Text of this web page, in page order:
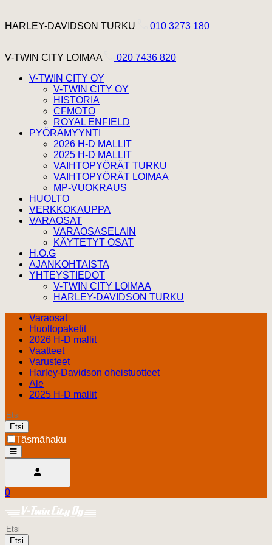
HARLEY-DAVIDSON TURKU
010 3273 180
V-TWIN CITY LOIMAA
020 7436 820
V-TWIN CITY OY
V-TWIN CITY OY
HISTORIA
CFMOTO
ROYAL ENFIELD
PYÖRÄMYYNTI
2026 H-D MALLIT
2025 H-D MALLIT
VAIHTOPYÖRÄT TURKU
VAIHTOPYÖRÄT LOIMAA
MP-VUOKRAUS
HUOLTO
VERKKOKAUPPA
VARAOSAT
VARAOSASELAIN
KÄYTETYT OSAT
H.O.G
AJANKOHTAISTA
YHTEYSTIEDOT
V-TWIN CITY LOIMAA
HARLEY-DAVIDSON TURKU
Varaosat
Huoltopaketit
2026 H-D mallit
Vaatteet
Varusteet
Harley-Davidson oheistuotteet
Ale
2025 H-D mallit
Etsi
Täsmähaku
open
Ostoskori
0.00 €
0
Harley Davidson Turku
Etsi